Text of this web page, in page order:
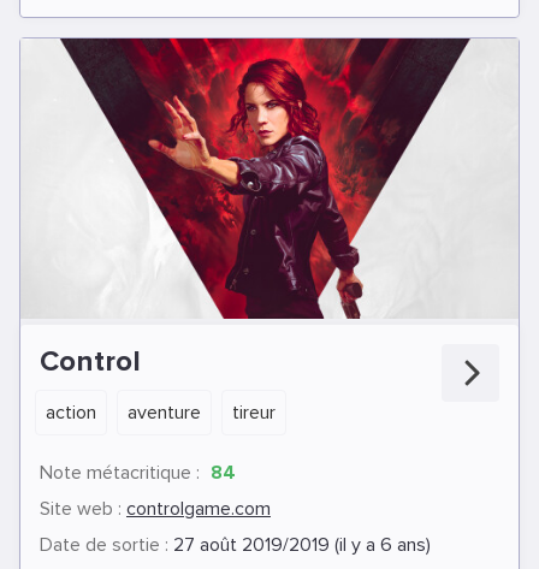
Control
action aventure tireur
Note métacritique : 84
Site web : controlgame.com
Date de sortie : 27 août 2019/2019 (il y a 6 ans)